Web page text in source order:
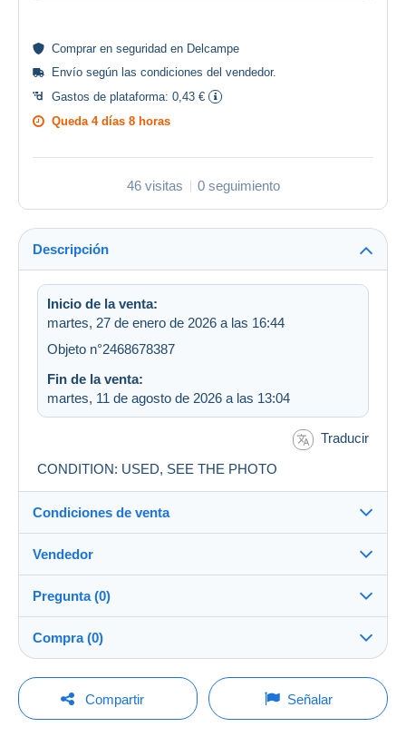
Comprar en seguridad en Delcampe
Envío según las condiciones del vendedor.
Gastos de plataforma: 0,43 €
Queda 4 días 8 horas
46 visitas 0 seguimiento
Descripción
Inicio de la venta:
martes, 27 de enero de 2026 a las 16:44
Objeto n°2468678387
Fin de la venta:
martes, 11 de agosto de 2026 a las 13:04
Traducir
CONDITION: USED, SEE THE PHOTO
Condiciones de venta
Destino:
Ver la lista de países
Envío:
Envío después del pago
A cargo del comprador
Métodos de pago:
Vendedor
gabinagy100%(24086x)
Tienda
Pregunta (0)
Para hacer una pregunta, debe iniciar una
Compra (0)
Última actualización: 4:51:01
Compartir Señalar